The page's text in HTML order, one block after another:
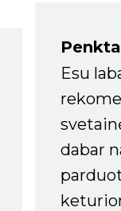
Esu
dabar